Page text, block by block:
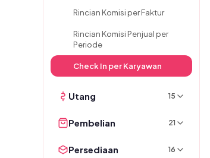
Rincian Komisi per Faktur
Rincian Komisi Penjual per
Periode
Check In per Karyawan
Utang 15
Pembelian 21
Persediaan 16